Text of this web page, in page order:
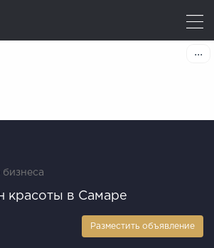
бизнеса
красоты в Самаре
Разместить объявление